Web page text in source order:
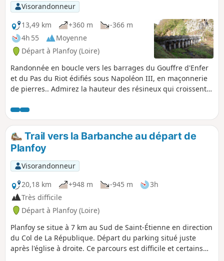
Visorandonneur
13,49 km
+360 m
-366 m
4h 55
Moyenne
Départ à Planfoy (Loire)
Randonnée en boucle vers les barrages du Gouffre d'Enfer
et du Pas du Riot édifiés sous Napoléon III, en maçonnerie
de pierres.. Admirez la hauteur des résineux qui croissent
nommé Col du Grand Bois mérite bien son nom. Itinéraire
essentiellement en sous-bois sans difficulté. Très peu de
route goudronnée (uniquement au départ et arrivée).
Trail vers la Barbanche au départ de
Planfoy
Visorandonneur
20,18 km
+948 m -945 m
3h
Très difficile
Départ à Planfoy (Loire)
Planfoy se situe à 7 km au Sud de Saint-Étienne en direction
du Col de La République. Départ du parking situé juste
après l'église à droite. Ce parcours est difficile et certains